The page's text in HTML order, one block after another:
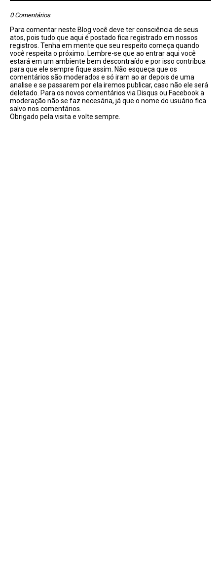
0 Comentários
Para comentar neste Blog você deve ter consciência de seus
atos, pois tudo que aqui é postado fica registrado em nossos
registros. Tenha em mente que seu respeito começa quando
você respeita o próximo. Lembre-se que ao entrar aqui você
estará em um ambiente bem descontraído e por isso contribua
para que ele sempre fique assim. Não esqueça que os
comentários são moderados e só iram ao ar depois de uma
analise e se passarem por ela iremos publicar, caso não ele será
deletado. Para os novos comentários via Disqus ou Facebook a
moderação não se faz necesária, já que o nome do usuário fica
salvo nos comentários.
Obrigado pela visita e volte sempre.